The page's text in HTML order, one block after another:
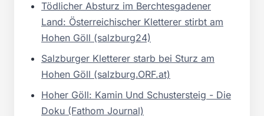
Tödlicher Absturz im Berchtesgadener
Land: Österreichischer Kletterer stirbt am
Hohen Göll (salzburg24)
Salzburger Kletterer starb bei Sturz am
Hohen Göll (salzburg.ORF.at)
Hoher Göll: Kamin Und Schustersteig - Die
Doku (Fathom Journal)